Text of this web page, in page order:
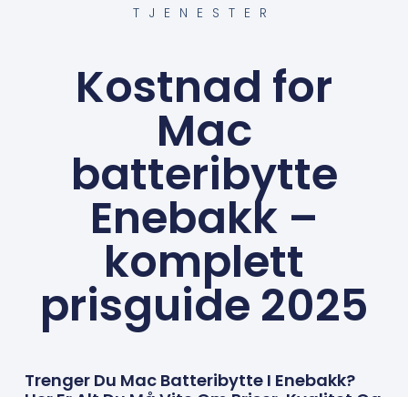
TJENESTER
Kostnad for
Mac
batteribytte
Enebakk –
komplett
prisguide 2025
Trenger Du Mac Batteribytte I Enebakk?